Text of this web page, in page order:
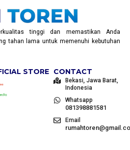
tinggi dan memastikan Anda
tahan lama untuk memenuhi kebutuhan
STORE CONTACT
Bekasi, Jawa Barat,
Indonesia
Whatsapp
081398881581
Email